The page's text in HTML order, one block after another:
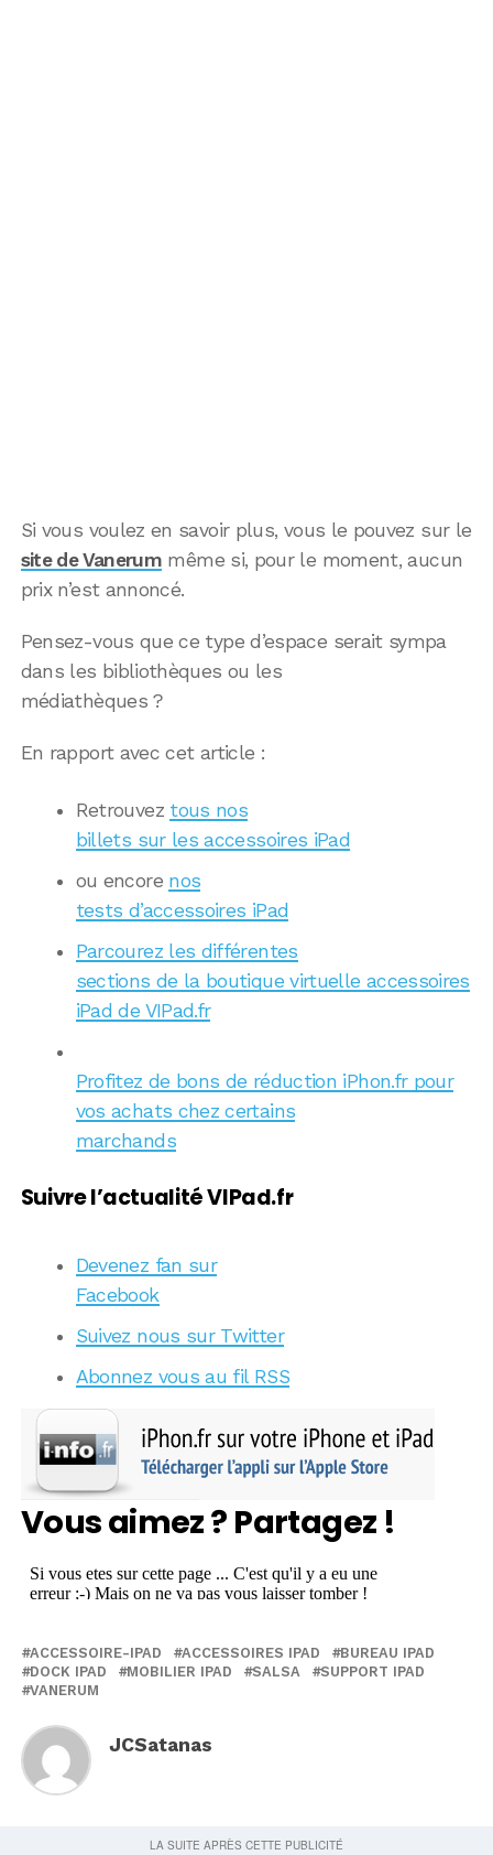
Si vous voulez en savoir plus, vous le pouvez sur le
site de Vanerum même si, pour le moment, aucun
prix n’est annoncé.
Pensez-vous que ce type d’espace serait sympa
dans les bibliothèques ou les
médiathèques ?
En rapport avec cet article :
Retrouvez tous nos
billets sur les accessoires iPad
ou encore nos
tests d’accessoires iPad
Parcourez les différentes
sections de la boutique virtuelle accessoires
iPad de VIPad.fr
Profitez de bons de réduction iPhon.fr pour
vos achats chez certains
marchands
Suivre l’actualité VIPad.fr
Devenez fan sur
Facebook
Suivez nous sur Twitter
Abonnez vous au fil RSS
Vous aimez ? Partagez !
ACCESSOIRE-IPAD ACCESSOIRES IPAD
BUREAU IPAD
DOCK IPAD
MOBILIER IPAD SALSA
SUPPORT IPAD
VANERUM
JCSatanas